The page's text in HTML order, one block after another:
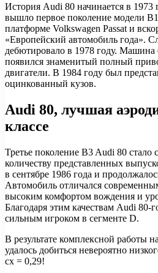
История Audi 80 начинается в 1973
вышло первое поколение модели
платформе Volkswagen Passat и
«Европейский автомобиль года».
дебютировало в 1978 году. Машина
появился знаменитый полный
двигатели. В 1984 году был
оцинкованный кузов.
Audi 80, лучшая
классе
Третье поколение B3 Audi 80
количеству представленных
в сентябре 1986 года и
Автомобиль отличался
высоким комфортом вождения и
Благодаря этим качествам Audi 80-
сильным игроком в сегменте D.
В результате комплексной работы
удалось добиться невероятно
cx = 0,29!